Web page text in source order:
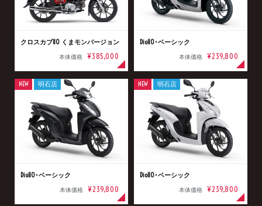
クロスカブ110 くまモンバージョン
本体価格 ¥385,000
Dio110･ベーシック
本体価格 ¥239,800
Dio110･ベーシック
本体価格 ¥239,800
NEW 明石店
Dio110･ベーシック
本体価格 ¥239,800
NEW 明石店